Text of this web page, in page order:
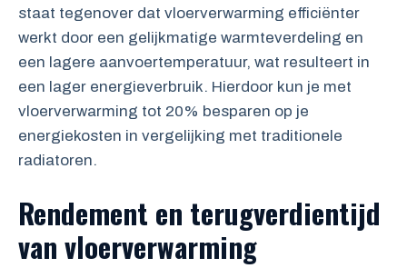
staat tegenover dat vloerverwarming efficiënter
werkt door een gelijkmatige warmteverdeling en
een lagere aanvoertemperatuur, wat resulteert in
een lager energieverbruik. Hierdoor kun je met
vloerverwarming tot 20% besparen op je
energiekosten in vergelijking met traditionele
radiatoren.
Rendement en terugverdientijd
van vloerverwarming